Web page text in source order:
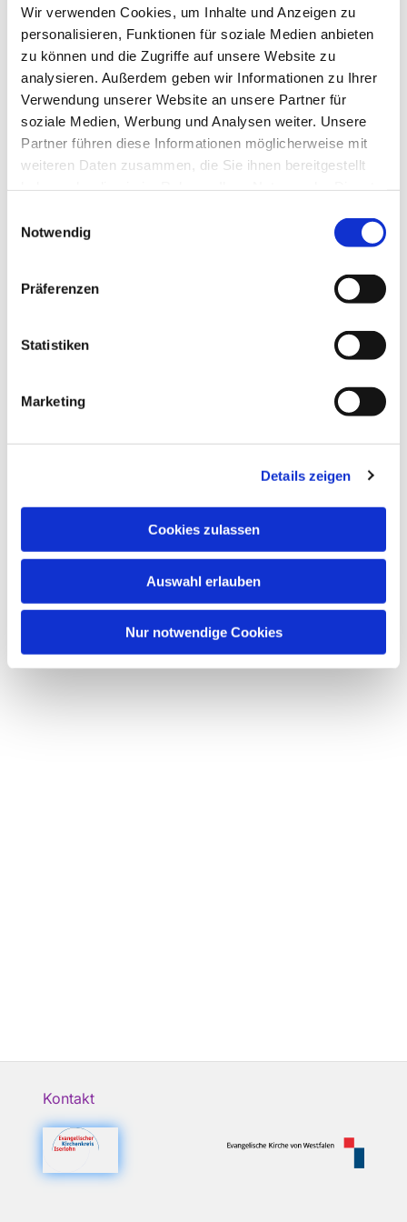
Wir verwenden Cookies, um Inhalte und Anzeigen zu
personalisieren, Funktionen für soziale Medien anbieten
zu können und die Zugriffe auf unsere Website zu
analysieren. Außerdem geben wir Informationen zu Ihrer
Verwendung unserer Website an unsere Partner für
soziale Medien, Werbung und Analysen weiter. Unsere
Partner führen diese Informationen möglicherweise mit
weiteren Daten zusammen, die Sie ihnen bereitgestellt
Notwendig
Präferenzen
Statistiken
Marketing
Details zeigen
Cookies zulassen
Auswahl erlauben
Nur notwendige Cookies
Platz 1, 58710 Menden
Pfarrer Ehrenfried Erbsch
Dies könnte Sie auch
interessieren
Kontakt